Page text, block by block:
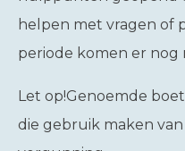
helpen met vragen of
periode komen er
Let op!Genoemde
die gebruik maken